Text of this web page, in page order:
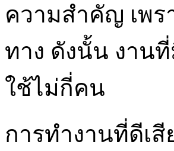
ความสำคัญ เพร
ทาง ดังนั้น งาน
ใช้ไม่กี่คน
การทำงานที่ดีเ